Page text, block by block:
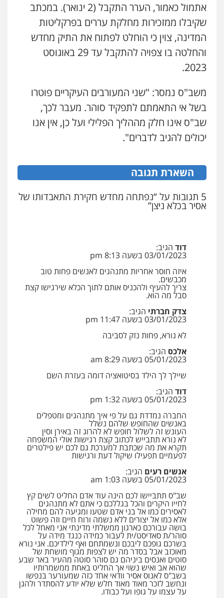
אתמול כאמור, הערר התקבל (2 ינואר). במכתב
שקיבלו ממזכירות מחלקת עררים בפרקליטות
המדינה, צוין כי הוחלט לפתוח את התיק מחדש
והחלטה בו צפויה להתקבל עד 29 באוגוסט
2023.
משב"ס נמסר: "שני המעורבים העיקריים פוטרו
בשל אי התאמתם לתפקיד סוהר. מעבר לכך,
שב"ס אינו חלק מההליך הפלילי ועל כן, אין אנו
יכולים להגיב לדברים".
השארת תגובה
5 תגובות על “נפתחה מחדש חקירת התאבדותו של
אסיר בכלא ניצן”
דוד הגיב:
03/01/2023 בשעה 8:13 pm
איזה חוסר אחריות מתנהגים לאנשים פחות טוב
מכבשים.
צריך להעיף ולהכניס אותם לתוך הכלא שירגישו קצת
סבל מה הוא.
צדק חברתי הגיב:
03/01/2023 בשעה 11:47 pm
לא נורא, פחות נזק לסביבה
אלכס הגיב:
05/01/2023 בשעה 8:29 am
שיילך לך הילד בסיטואציה דומה בעזרת השם
דוד הגיב:
05/01/2023 בשעה 1:32 pm
החברה נמדדת גם על פי איך מתנהגים ומטפלים
באנשים שהחופש שלהם נשלל
העונש זה לשלול חופש לא להרוג זה באירן וסין
לא נורא תתבייש לכתוב קצת רגישות אולי המשפחה
תקרא את מה שכתבת למערכת גם לכם יש פילטרים
לפעמיים תפעילו שיקול דעת ורגישות
אנשים רעים הגיב:
05/01/2023 בשעה 1:03 am
שב"ס תתביישו לכם הינה עוד אדם החליט לשים קץ
לחייו היקרים והכל בגללכם כי אתם לא מתנהגים
לאסירים כמו אל בני אדם שטעו ומגיעה להם מחילה
אלא כמו אל יצורים ללא נשמה ורוח חיים וזה פשוט
בושה עבורכם כארגון ממשלתי מדינתי אני מאחל לכל
סוהר/ת סאדיסט/ית לעבור כמידה כנגד מידה על
בשרכם גופכם ליבכם ונשמתחם ואף לילדיכם. אני נורא
מאוכזב אבל בסדר מה יש לצפות מגוף מושחת של
סוטים ואנסים ביניהם גם סוהר סוטה מהעיר באר שבע
שהוא אב ואיש נשוי אך החליט באחת ממשמרותיו
בשב"ס לאנוס אסיר וודאי אחד כזה שמעורער בנפשו
ונחשב לזכר מאוד מאוד חלש שלא יודע להסתדר ולהגן
על עצמו על גופו ועל כבודו.
עו"ד אייל אביטל
עו"ד רונן בנדל
משפט פלילי פשיעה חמורה פלילי
0524282442
כבריאן, מזר – משרד עורכי דין
0543986802
0507003001
מנשה, אלמוג – עורכי דין
פלילי
0546470989
עו"ד אבי כהן
פלילי
סמים עבירות מין
0523647066
ויקי שמואל – משרד עו"ד
פלילי משפט פלילי
0528959600
קורל קרוז – עורך דין פלילי
משפט פלילי
0545437431
עו"ד עלי סעדי
פלילי פשיעה חמורה ליווי וייצוג בחקירות
ומעצרים
0508824984
עו"ד תומר בנישתי
פלילי מעצרים וחקירות צווארון לבן פשיעה
חמורה